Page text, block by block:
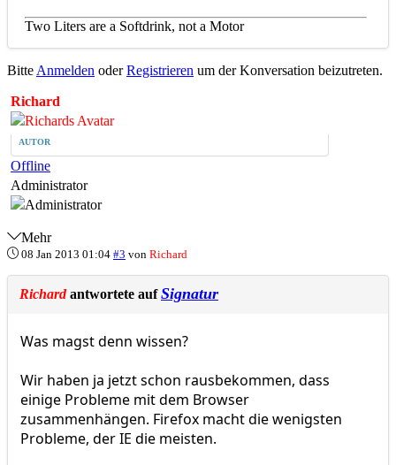
Two Liters are a Softdrink, not a Motor
Bitte Anmelden oderRegistrieren um der Konversation beizutreten.
Richard
AUTOR
Offline
Administrator
Mehr
08 Jan 2013 01:04 #3 von Richard
Richardantwortete aufSignatur
Was magst denn wissen?
Wir haben ja jetzt schon rausbekommen, dass
einige Probleme mit dem Browser
zusammenhängen. Firefox macht die wenigsten
Probleme, der IE die meisten.